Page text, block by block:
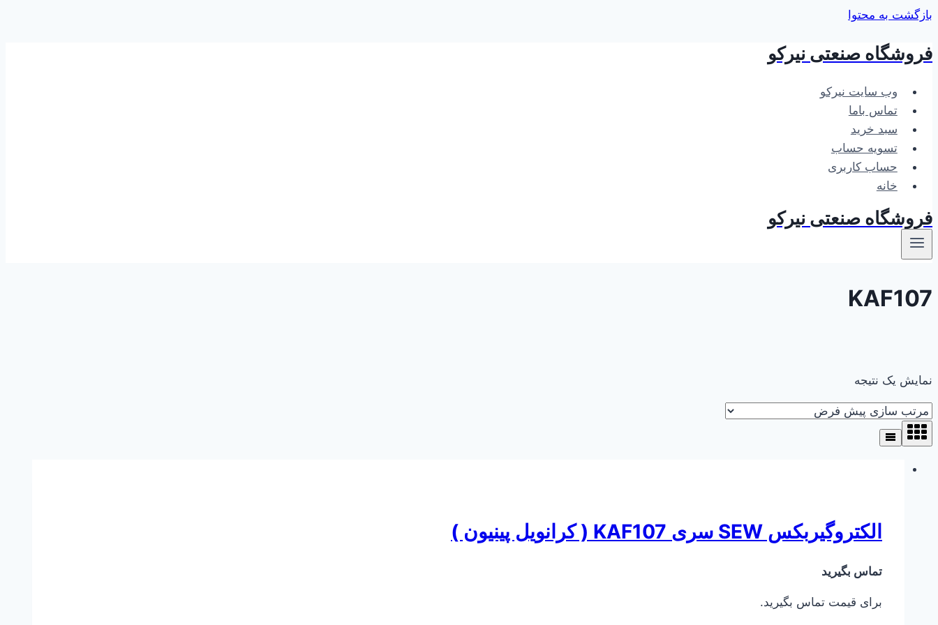
بازگشت به محتوا
فروشگاه صنعتی نیرکو
وب سایت نیرکو
تماس باما
سبد خرید
تسویه حساب
حساب کاربری
خانه
فروشگاه صنعتی نیرکو
KAF107
نمایش یک نتیجه
الکتروگیربکس SEW سری KAF107 ( کرانویل پینیون )
تماس بگیرید
برای قیمت تماس بگیرید.